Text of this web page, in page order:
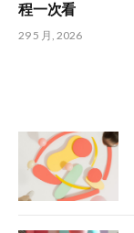
程一次看
29 5 月, 2026